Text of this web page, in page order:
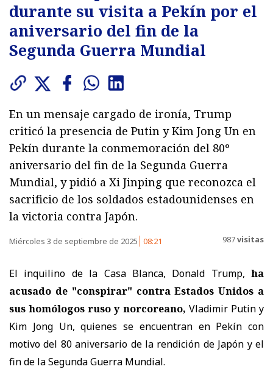
durante su visita a Pekín por el
aniversario del fin de la
Segunda Guerra Mundial
En un mensaje cargado de ironía, Trump
criticó la presencia de Putin y Kim Jong Un en
Pekín durante la conmemoración del 80º
aniversario del fin de la Segunda Guerra
Mundial, y pidió a Xi Jinping que reconozca el
sacrificio de los soldados estadounidenses en
la victoria contra Japón.
Miércoles 3 de septiembre de 2025 08:21 987visitas
El inquilino de la Casa Blanca, Donald Trump, ha
acusado de "conspirar" contra Estados Unidos a
sus homólogos ruso y norcoreano, Vladimir Putin y
Kim Jong Un, quienes se encuentran en Pekín con
motivo del 80 aniversario de la rendición de Japón y el
fin de la Segunda Guerra Mundial.